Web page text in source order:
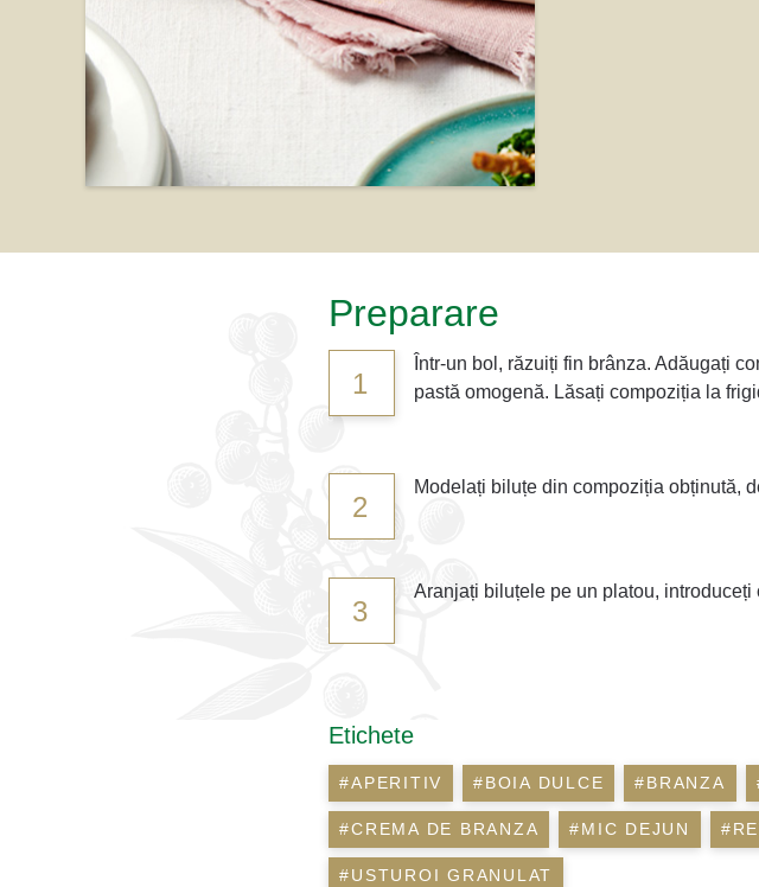
Preparare
1
Într-un bol, răzuiți fin brânza. Adăugați
pastă omogenă. Lăsați compoziția la
2
Modelați biluțe din compoziția obținută,
3
Aranjați biluțele pe un platou,
Etichete
#APERITIV #BOIA DULCE #BRANZA
#CREMA DE BRANZA #MIC DEJUN
#USTUROI GRANULAT